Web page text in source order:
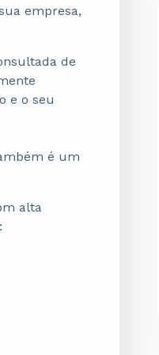
empresa,
de
e o seu
é um
alta